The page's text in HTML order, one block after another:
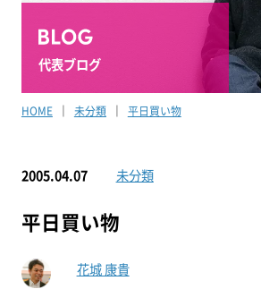
代表ブログ
HOME 未分類 平日買い物
2005.04.07 未分類
平日買い物
花城 康貴